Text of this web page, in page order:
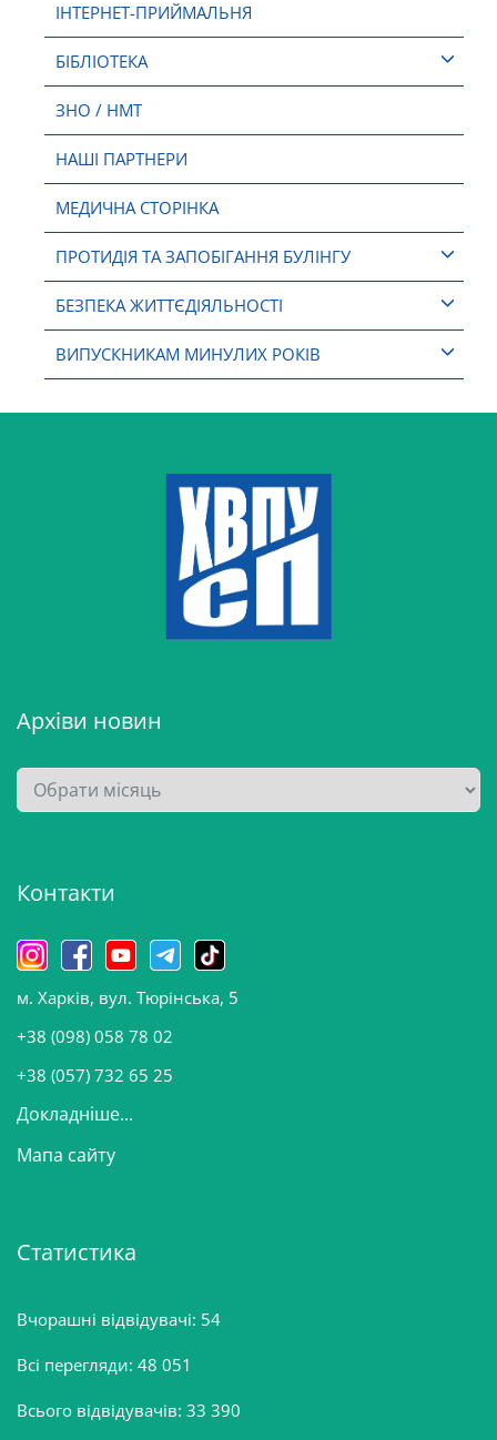
ІНТЕРНЕТ-ПРИЙМАЛЬНЯ
БІБЛІОТЕКА
ЗНО / НМТ
НАШІ ПАРТНЕРИ
МЕДИЧНА СТОРІНКА
ПРОТИДІЯ ТА ЗАПОБІГАННЯ БУЛІНГУ
БЕЗПЕКА ЖИТТЄДІЯЛЬНОСТІ
ВИПУСКНИКАМ МИНУЛИХ РОКІВ
Архіви новин
А
р
в
н
о
в
и
Контакти
м. Харків, вул. Тюрінська, 5
+38 (098) 058 78 02
+38 (057) 732 65 25
Докладніше...
Мапа сайту
Статистика
Вчорашні відвідувачі: 54
Всі перегляди: 48 051
Всього відвідувачів: 33 390